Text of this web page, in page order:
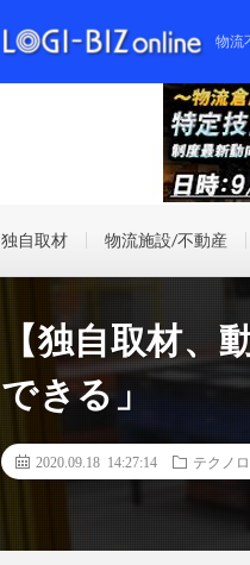
物流
独自取材 物流施設/不動産
【独自取材、
できる」
2020.09.18 14:27:14 テクノ